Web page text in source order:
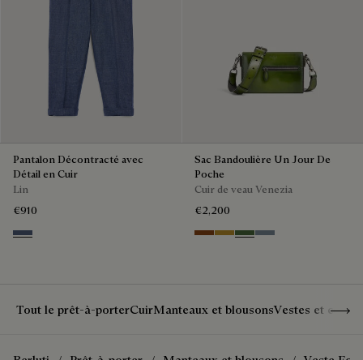
Pantalon Décontracté avec
Détail en Cuir
Lin
€910
Soladite Blue
Sac Bandoulière Un Jour De
Poche
Cuir de veau Venezia
€2,200
Cacao Intenso
Mustard
Racing Green
Bleu Brume
Tout le prêt-à-porterCuirManteaux et blousonsVestes et